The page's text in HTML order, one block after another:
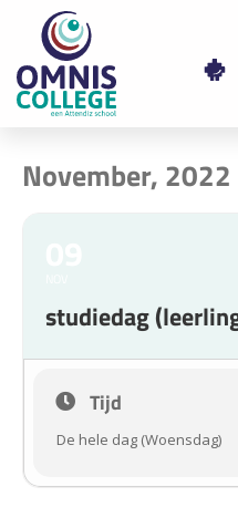
November, 2022
studiedag
Tijd
De hele dag (Woensdag)